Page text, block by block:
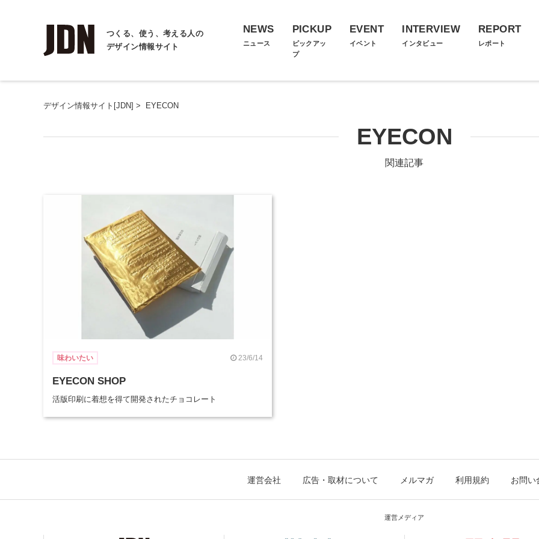
つくる、使う、考える人の
デザイン情報サイト
NEWS
ニュース
PICKUP
ピックアッ
プ
EVENT
イベント
INTERVIEW
インタビュー
REPORT
レポート
デザイン情報サイト[JDN] > EYECON
EYECON
関連記事
味わいたい 23/6/14
EYECON SHOP
活版印刷に着想を得て開発されたチョコレート
運営会社 広告・取材について メルマガ 利用規約 お問い
運営メディア